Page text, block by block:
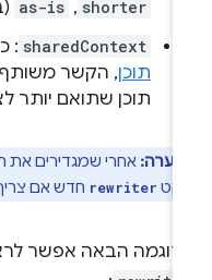
shorter
,‏
as-is
sharedContext
:
תוכן, הקשר משותף
תוכן שתואם יותר
הערה:אחרי שמגדירים את
rewriterחדש אם צריך
הבאה אפשר לראות